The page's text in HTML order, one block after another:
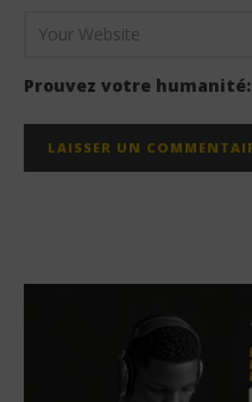
Prouvez votre humanité: